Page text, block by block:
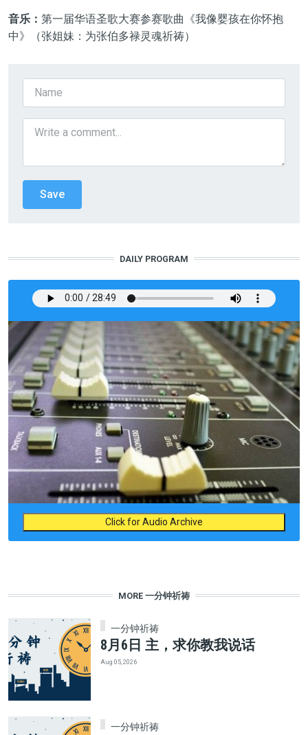
音乐： 第一届华语圣歌大赛参赛歌曲《我像婴孩在你怀抱
中》（张姐妹：为张伯多禄灵魂祈祷）
DAILY PROGRAM
Click for Audio Archive
MORE 一分钟祈祷
一分钟祈祷
8月6日 主，求你教我说话
Aug 05, 2026
一分钟祈祷